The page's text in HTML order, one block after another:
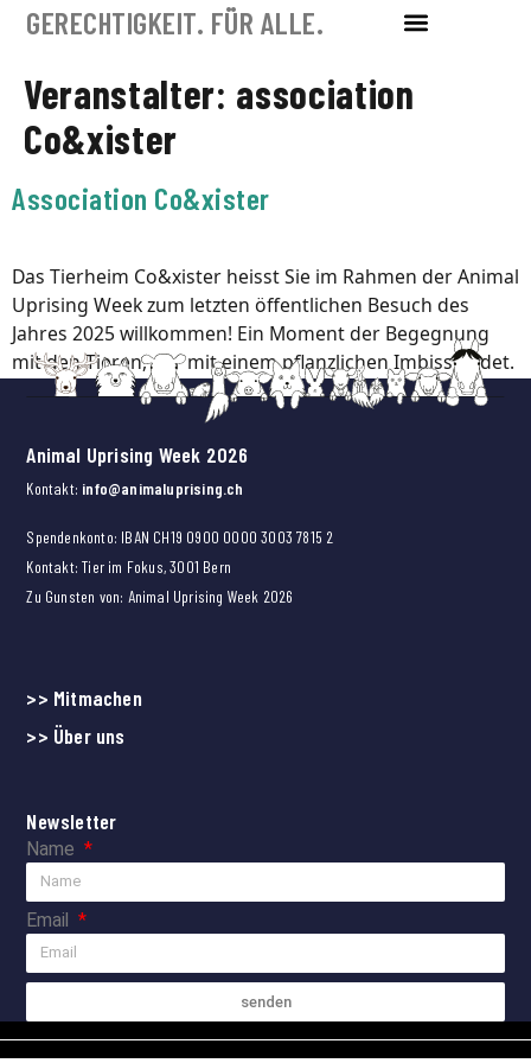
GERECHTIGKEIT. FÜR ALLE.
Veranstalter: association
Co&xister
Association Co&xister
Das Tierheim Co&xister heisst Sie im Rahmen der Animal
Uprising Week zum letzten öffentlichen Besuch des
Jahres 2025 willkommen! Ein Moment der Begegnung
mit den Tieren, der mit einem pflanzlichen Imbiss endet.
An der Route des Plans 52, 1880 Frenières-sur-Bex (ideal
mit öffentlichen Verkehrsmitteln erreichbar, mit dem
Bus 152, der an der Haltestelle «Véneresses» vor […]
Animal Uprising Week 2026
Kontakt: info@animaluprising.ch
Spendenkonto: IBAN CH19 0900 0000 3003 7815 2
Kontakt: Tier im Fokus, 3001 Bern
Zu Gunsten von: Animal Uprising Week 2026
>> Mitmachen
>> Über uns
Newsletter
Name
Email
senden